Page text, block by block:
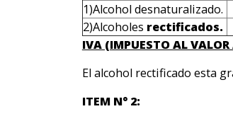
1)Alcohol desnaturalizado.
2)Alcoholes rectificados.
IVA (IMPUESTO AL VALOR
El alcohol rectificado esta
ITEM N° 2: